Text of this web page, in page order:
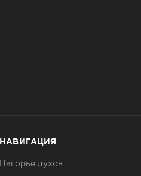
НАВИГАЦИЯ
Нагорье духов